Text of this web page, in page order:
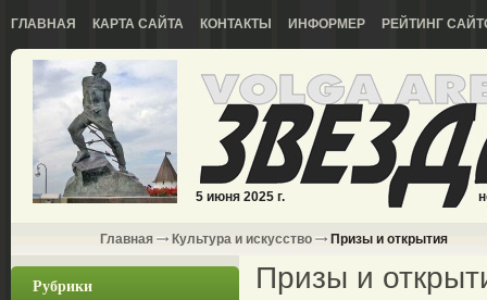
ГЛАВНАЯ КАРТА САЙТА КОНТАКТЫ ИНФОРМЕР РЕЙТИНГ
5 июня 2025 г.
Главная Культура и искусство Призы и открытия
Рубрики Призы и